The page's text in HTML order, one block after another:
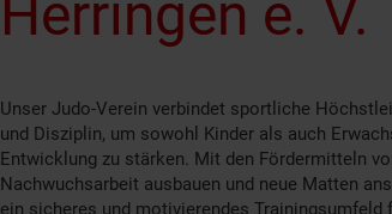
Herringen e. V.
Unser Judo-Verein verbindet sportliche
und Disziplin, um sowohl Kinder als auch
Entwicklung zu stärken. Mit den Fördermitteln
Nachwuchsarbeit ausbauen und neue Matten
ein sicheres und motivierendes Trainingsumfeld